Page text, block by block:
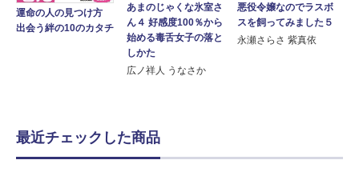
運命の人の見つけ方
出会う絆の10のカタチ
あまのじゃくな氷室さ
ん４ 好感度100％から
始める毒舌女子の落と
しかた
広ノ祥人 うなさか
悪役令嬢なのでラスボ
スを飼ってみました５
永瀬さらさ 紫真依
最近チェックした商品